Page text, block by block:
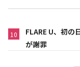
10
FLARE U、初
が謝罪